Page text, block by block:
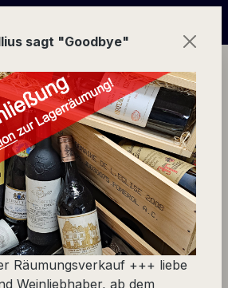
Trockene Weißweine
sagt "Goodbye"
Räumungsverkauf +++ liebe
Weinliebhaber, ab dem